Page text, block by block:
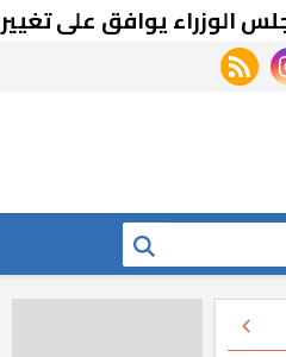
يوافق على تغيير
rss feed